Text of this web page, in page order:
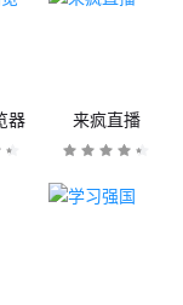
器 来疯直播